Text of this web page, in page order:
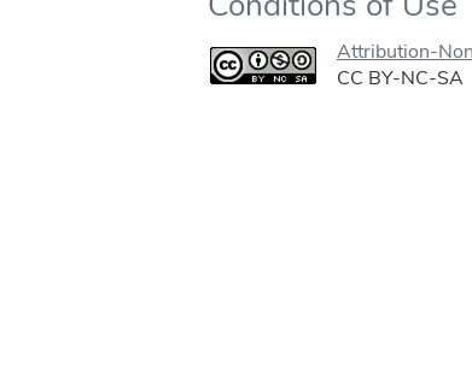
Attribution-
CC BY-NC-SA